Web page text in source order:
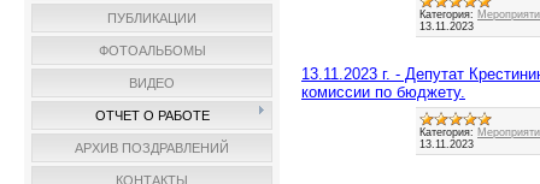
ПУБЛИКАЦИИ
ФОТОАЛЬБОМЫ
ВИДЕО
ОТЧЕТ О РАБОТЕ
АРХИВ ПОЗДРАВЛЕНИЙ
КОНТАКТЫ
Категория:
13.11.2023
13.11.2023 г. - Депутат
комиссии по бюджету.
Категория:
13.11.2023